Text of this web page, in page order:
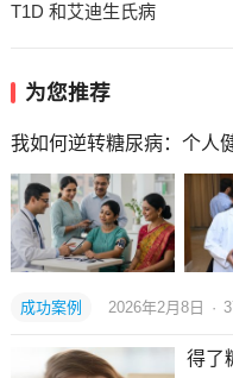
T1D 和艾迪生氏病
为您推荐
我如何逆转糖尿病：个人
成功案例 2026年2月8日 ·
得了